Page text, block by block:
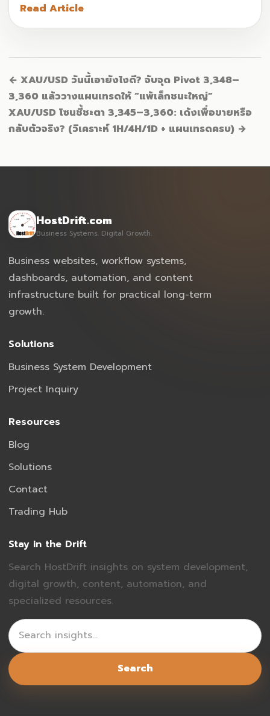
Read Article
← XAU/USD วันนี้เอายังไงดี? จับจุด Pivot 3,348–
3,360 แล้ววางแผนเทรดให้ “แพ้เล็กชนะใหญ่”
XAU/USD โซนชี้ชะตา 3,345–3,360: เด้งเพื่อขายหรือ
กลับตัวจริง? (วิเคราะห์ 1H/4H/1D + แผนเทรดครบ) →
HostDrift.com
Business Systems. Digital Growth.
Business websites, workflow systems,
dashboards, automation, and content
infrastructure built for practical long-term
growth.
Solutions
Business System Development
Project Inquiry
Resources
Blog
Solutions
Contact
Trading Hub
Stay in the Drift
Search HostDrift insights on system development,
digital growth, content, automation, and
specialized resources.
Search
Search